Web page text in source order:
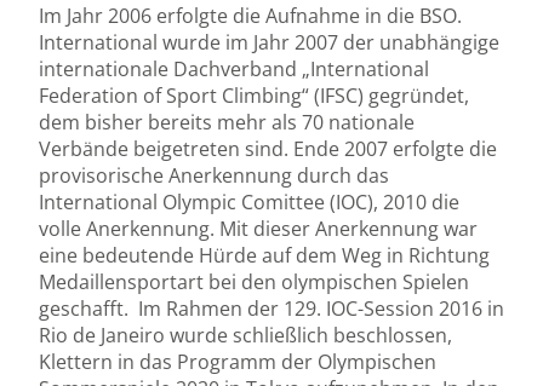
Im Jahr 2006 erfolgte die Aufnahme in die BSO.
International wurde im Jahr 2007 der unabhängige
internationale Dachverband „International
Federation of Sport Climbing“ (IFSC) gegründet,
dem bisher bereits mehr als 70 nationale
Verbände beigetreten sind. Ende 2007 erfolgte die
provisorische Anerkennung durch das
International Olympic Comittee (IOC), 2010 die
volle Anerkennung. Mit dieser Anerkennung war
eine bedeutende Hürde auf dem Weg in Richtung
Medaillensportart bei den olympischen Spielen
geschafft. Im Rahmen der 129. IOC-Session 2016 in
Rio de Janeiro wurde schließlich beschlossen,
Klettern in das Programm der Olympischen